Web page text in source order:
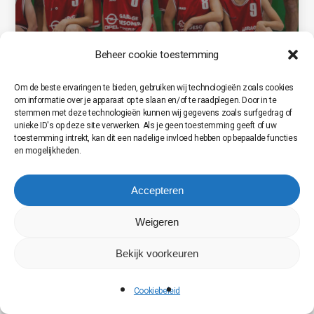
Beheer cookie toestemming
Om de beste ervaringen te bieden, gebruiken wij technologieën zoals cookies
om informatie over je apparaat op te slaan en/of te raadplegen. Door in te
stemmen met deze technologieën kunnen wij gegevens zoals surfgedrag of
unieke ID's op deze site verwerken. Als je geen toestemming geeft of uw
toestemming intrekt, kan dit een nadelige invloed hebben op bepaalde functies
en mogelijkheden.
Accepteren
Weigeren
Bekijk voorkeuren
Cookiebeleid